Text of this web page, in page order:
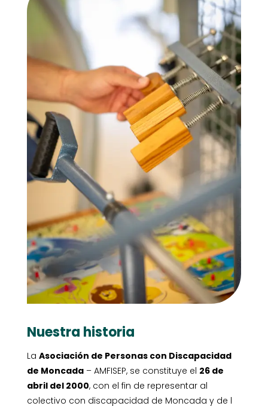
Nuestra historia
La Asociación de Personas con Discapacidad
de Moncada– AMFISEP, se constituye el 26 de
abril del 2000, con el fin de representar al
colectivo con discapacidad de Moncada y de l